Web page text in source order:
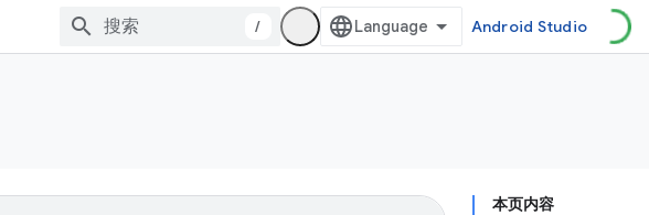
/ Android Studio
本页内容